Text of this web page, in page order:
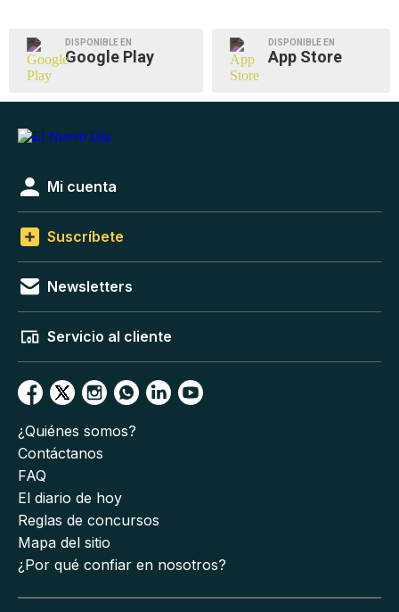
DISPONIBLE EN
Google Play
DISPONIBLE EN
App Store
Mi cuenta
Suscríbete
Newsletters
Servicio al cliente
¿Quiénes somos?
Contáctanos
FAQ
El diario de hoy
Reglas de concursos
Mapa del sitio
¿Por qué confiar en nosotros?